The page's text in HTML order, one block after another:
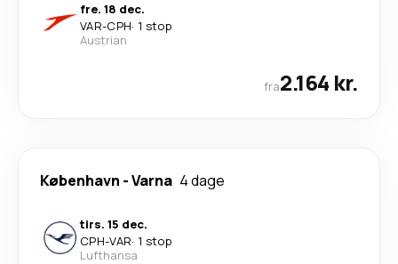
fre. 18 dec.
VAR-CPH· 1 stop
Austrian
fra2.164 kr.
København -Varna 4 dage
tirs. 15 dec.
CPH-VAR· 1 stop
Lufthansa